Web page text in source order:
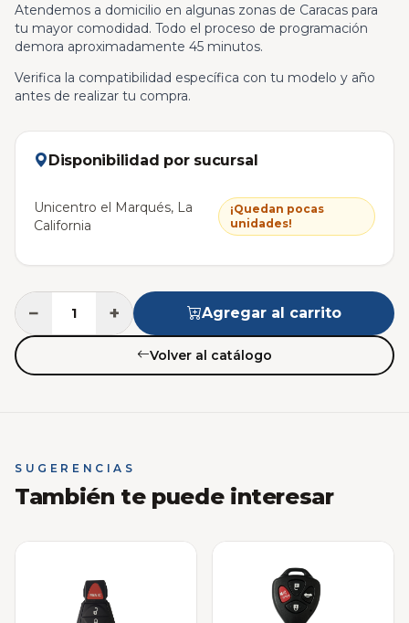
Atendemos a domicilio en algunas zonas de Caracas para
tu mayor comodidad. Todo el proceso de programación
demora aproximadamente 45 minutos.
Verifica la compatibilidad específica con tu modelo y año
antes de realizar tu compra.
Disponibilidad por sucursal
Unicentro el Marqués, La
California
¡Quedan pocas
unidades!
− + Agregar al carrito
Volver al catálogo
SUGERENCIAS
También te puede interesar